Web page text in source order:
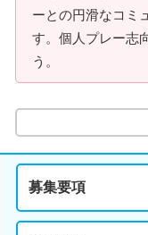
ーとの円滑なコミ
す。個人プレー志
う。
募集要項